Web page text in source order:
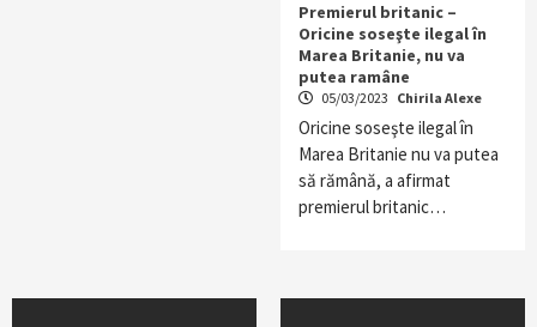
Premierul britanic –
Oricine soseşte ilegal în
Marea Britanie, nu va
putea ramâne
05/03/2023 Chirila Alexe
Oricine soseşte ilegal în
Marea Britanie nu va putea
să rămână, a afirmat
premierul britanic…